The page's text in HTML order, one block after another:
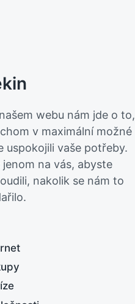
webu nám jde o to,
v maximální možné
uspokojili vaše potřeby.
jenom na vás, abyste
nakolik se nám to